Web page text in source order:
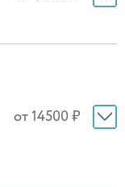
от 14500 ₽